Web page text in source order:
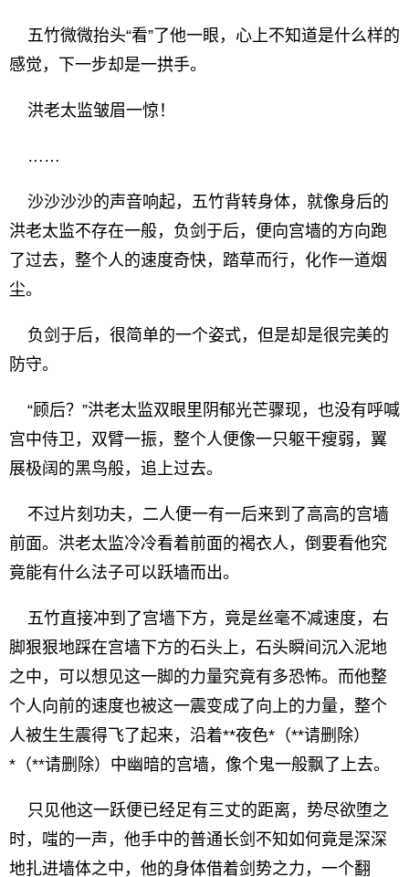
五竹微微抬头“看”了他一眼，心上不知道是什么样的
感觉，下一步却是一拱手。
洪老太监皱眉一惊！
……
沙沙沙沙的声音响起，五竹背转身体，就像身后的
洪老太监不存在一般，负剑于后，便向宫墙的方向跑
了过去，整个人的速度奇快，踏草而行，化作一道烟
尘。
负剑于后，很简单的一个姿式，但是却是很完美的
防守。
“顾后？”洪老太监双眼里阴郁光芒骤现，也没有呼喊
宫中侍卫，双臂一振，整个人便像一只躯干瘦弱，翼
展极阔的黑鸟般，追上过去。
不过片刻功夫，二人便一有一后来到了高高的宫墙
前面。洪老太监冷冷看着前面的褐衣人，倒要看他究
竟能有什么法子可以跃墙而出。
五竹直接冲到了宫墙下方，竟是丝毫不减速度，右
脚狠狠地踩在宫墙下方的石头上，石头瞬间沉入泥地
之中，可以想见这一脚的力量究竟有多恐怖。而他整
个人向前的速度也被这一震变成了向上的力量，整个
人被生生震得飞了起来，沿着**夜色*（**请删除）
*（**请删除）中幽暗的宫墙，像个鬼一般飘了上去。
只见他这一跃便已经足有三丈的距离，势尽欲堕之
时，嗤的一声，他手中的普通长剑不知如何竟是深深
地扎进墙体之中，他的身体借着剑势之力，一个翻